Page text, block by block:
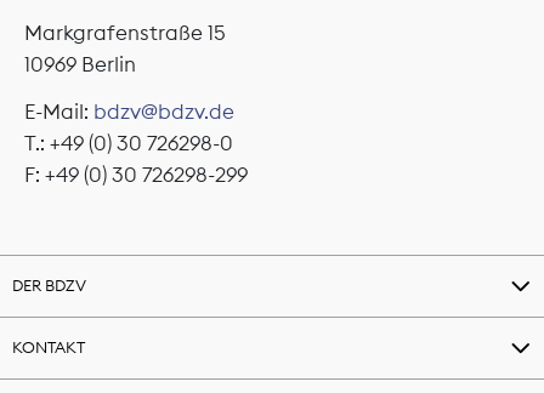
Markgrafenstraße 15
10969 Berlin
E-Mail: bdzv@bdzv.de
T.: +49 (0) 30 726298-0
F: +49 (0) 30 726298-299
DER BDZV
KONTAKT